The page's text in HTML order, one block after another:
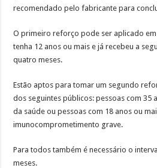
recomendado pelo fabricante para
O primeiro reforço pode ser aplicado
tenha 12 anos ou mais e já recebeu a
quatro meses.
Estão aptos para tomar um segundo
dos seguintes públicos: pessoas com 35
da saúde ou pessoas com 18 anos ou
imunocomprometimento grave.
Para todos também é necessário o
meses.